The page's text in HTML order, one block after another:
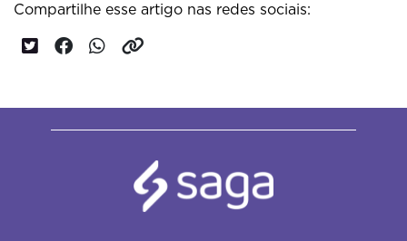
Compartilhe esse artigo nas redes sociais: